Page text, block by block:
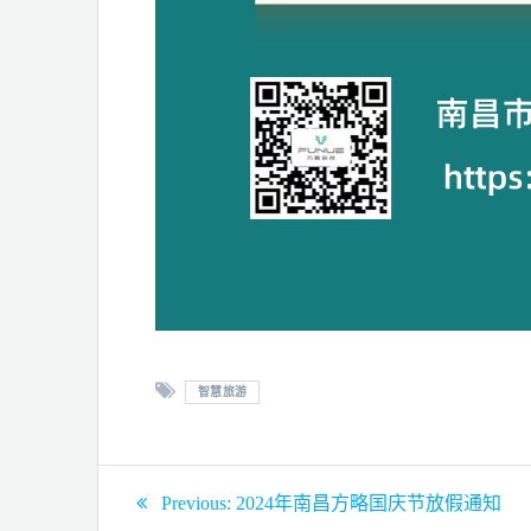
智慧旅游
Previous: 2024年南昌方略国庆节放假通知